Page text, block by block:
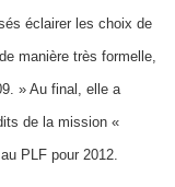
éclairer les choix de
manière très formelle,
» Au final, elle a
de la mission «
PLF pour 2012.